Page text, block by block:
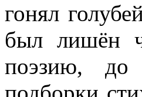
гонял
был лишён
поэзию, до